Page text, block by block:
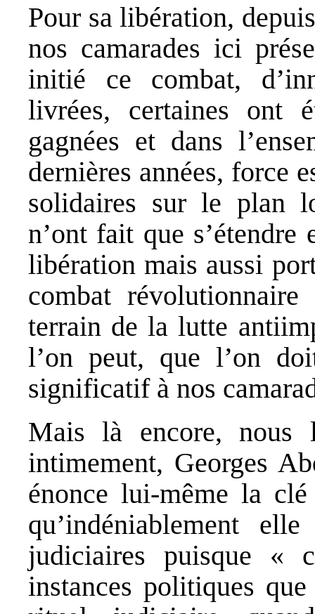
Pour sa libération,
nos camarades ici
initié ce combat,
livrées, certaines ont
gagnées et dans
dernières années, force
solidaires sur le plan
n’ont fait que
libération mais aussi
combat
terrain de la lutte
l’on peut, que l’on
significatif à nos
Mais là encore, nous
intimement, Georges
énonce lui-même la
qu’indéniablement
judiciaires puisque «
instances politiques